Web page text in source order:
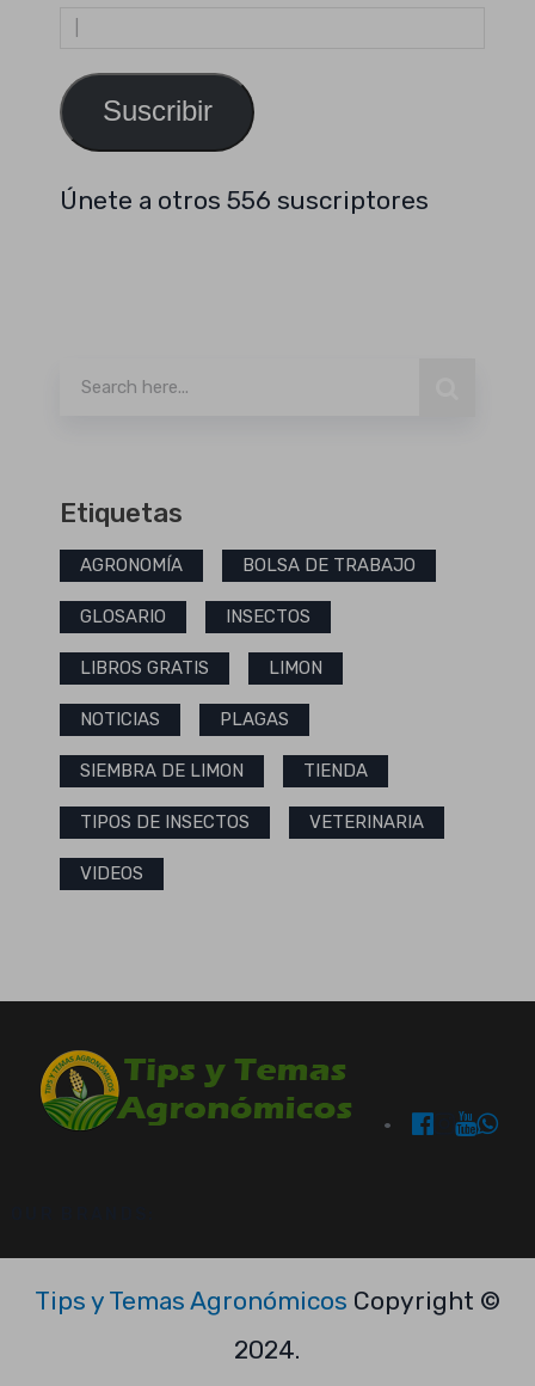
Dirección
de
Suscribir
Únete a otros 556 suscriptores
Etiquetas
AGRONOMÍA BOLSA DE TRABAJO
GLOSARIO INSECTOS
LIBROS GRATIS LIMON
NOTICIAS PLAGAS
SIEMBRA DE LIMON TIENDA
TIPOS DE INSECTOS VETERINARIA
VIDEOS
Tips y Temas Agronómicos Copyright ©
2024.